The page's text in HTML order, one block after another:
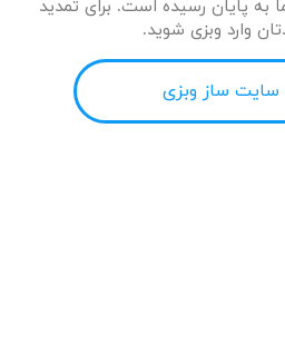
پایان رسیده است. برای تمدید
وارد وبزی شوید.
سایت ساز وبزی